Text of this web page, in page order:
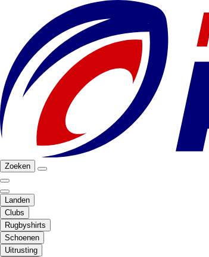
Zoeken
Landen
Clubs
Rugbyshirts
Schoenen
Uitrusting